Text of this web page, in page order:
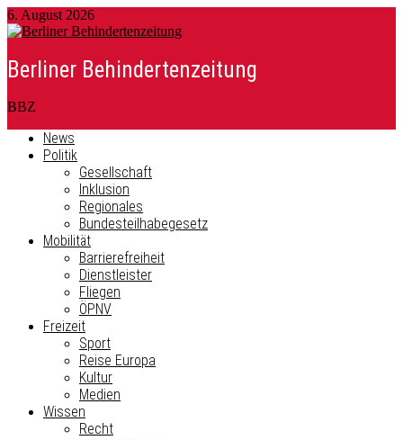
6. August 2026
Berliner Behindertenzeitung
BBZ
News
Politik
Gesellschaft
Inklusion
Regionales
Bundesteilhabegesetz
Mobilität
Barrierefreiheit
Dienstleister
Fliegen
ÖPNV
Freizeit
Sport
Reise Europa
Kultur
Medien
Wissen
Recht